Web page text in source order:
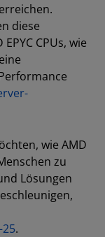
diese
CPUs, wie
wie AMD
zu
Lösungen
.